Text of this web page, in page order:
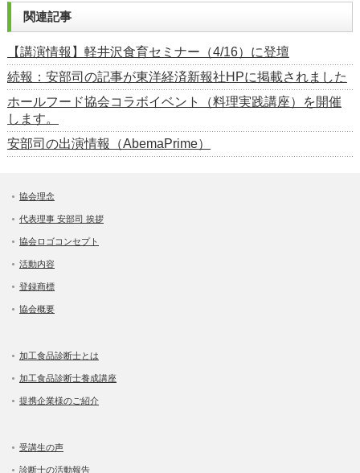
関連記事
【講演情報】軽井沢食育セミナー（4/16）に登壇
続報：安部司の記事が東洋経済新報社HPに掲載されました
ホールフード協会コラボイベント（料理実践講座）を開催
します。
安部司の出演情報（AbemaPrime）
協会理念
代表理事 安部司 挨拶
協会ロゴコンセプト
活動内容
登録商標
協会概要
加工食品診断士とは
加工食品診断士養成講座
提携企業様のご紹介
受講生の声
診断士の活動報告